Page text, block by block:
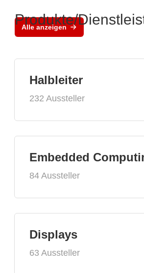
Alle anzeigen
Produkte/
Halbleiter
232 Aussteller
Embedded
84 Aussteller
Displays
63 Aussteller